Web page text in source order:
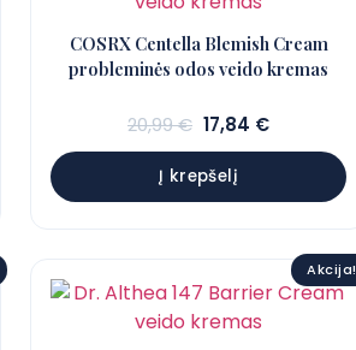
COSRX Centella Blemish Cream
probleminės odos veido kremas
20,99€ Sena
kaina:
20,99 €.
17,84 €Dabartinė
kaina:
Į krepšelį
Akcija!